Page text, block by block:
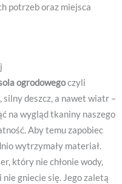
potrzeb oraz miejsca
ogrodowegoczyli
silny deszcz, a nawet wiatr –
na wygląd tkaniny naszego
Aby temu zapobiec
wytrzymały materiał.
który nie chłonie wody,
gniecie się. Jego zaletą